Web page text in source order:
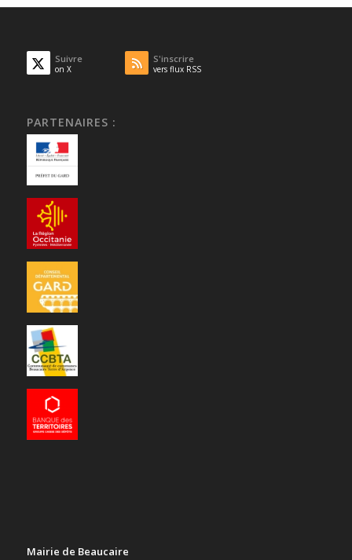
Suivre
on X
S'inscrire
vers flux RSS
PARTENAIRES :
Mairie de Beaucaire